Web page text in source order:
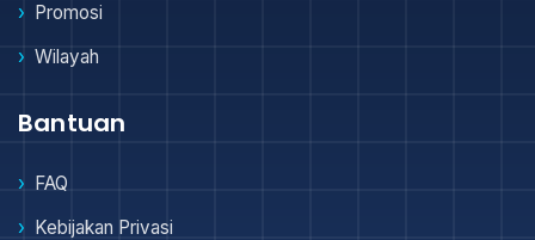
Promosi
Wilayah
Bantuan
FAQ
Kebijakan Privasi